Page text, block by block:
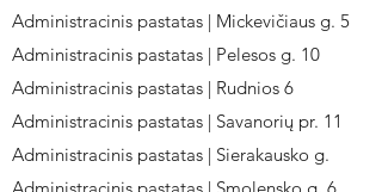
Administracinis pastatas | Mickevičiaus g. 5
Administracinis pastatas | Pelesos g. 10
Administracinis pastatas | Rudnios 6
Administracinis pastatas | Savanorių pr. 11
Administracinis pastatas | Sierakausko g.